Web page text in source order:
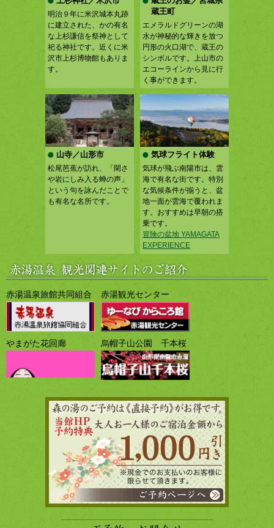
明治９年に米沢城本丸跡
に建立された、かの有名
な上杉謙信を祭神として
祀る神社です。近くに米
沢市上杉博物館もありま
す。
蔵王町
エメラルドグリーンの湖
水が神秘的な輝きを放つ
円形の火口湖で、蔵王の
シンボルです。上山市の
エコーラインから見に行
く事ができます。
山寺／山形市
松尾芭蕉が訪れ、「閑さ
や岩にしみ入る蝉の声」
という句を詠んだことで
も有名な名所です。
気球フライト体験
気球が飛ぶ南陽市は、雲
海で有名な街です。特別
な気候条件が揃うと、盆
地一面が雲海で覆われま
す。おすすめは早朝の搭
乗です。
冒険の盆地 YAMAGATA
EXPERIENCE
赤湯温泉旅館共同組合 赤湯観光センター
やまがた花回廊 烏帽子山公園 千本桜